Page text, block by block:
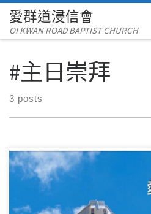
Skip to content
愛群道浸信會
OI KWAN ROAD BAPTIST CHURCH
#主日崇拜
3 posts